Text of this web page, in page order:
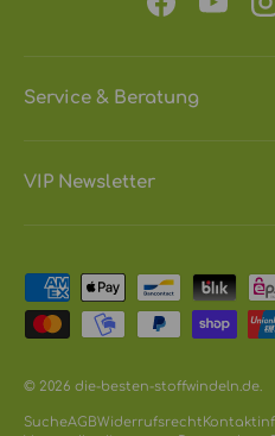
Facebook
Service & Beratung
VIP Newsletter
Zahlungsmethoden
© 2026 die-besten-stoffwindeln.de.
SucheAGBWiderrufsrecht